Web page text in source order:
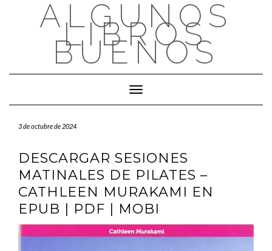
ALGUNOS
LIBROS
BUENOS
Cambiar modo de navegación
3 de octubre de 2024
DESCARGAR SESIONES
MATINALES DE PILATES –
CATHLEEN MURAKAMI EN
EPUB | PDF | MOBI